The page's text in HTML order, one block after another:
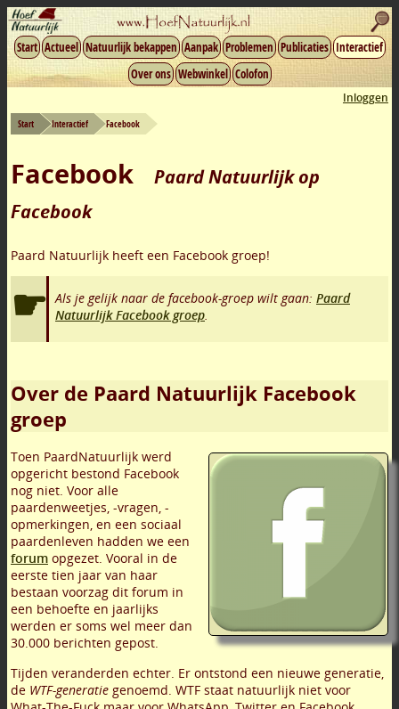
Start Actueel Natuurlijk bekappen Aanpak Problemen Publicaties Interactief
Over ons Webwinkel Colofon
Inloggen
Start Interactief Facebook
Facebook
Paard Natuurlijk op
Facebook
Paard Natuurlijk heeft een Facebook groep!
Als je gelijk naar de facebook-groep wilt gaan: Paard
Natuurlijk Facebook groep
Over de Paard Natuurlijk Facebook
groep
Toen PaardNatuurlijk werd
opgericht bestond Facebook
nog niet. Voor alle
paardenweetjes, -vragen, -
opmerkingen, en een sociaal
paardenleven hadden we een
forum opgezet. Vooral in de
eerste tien jaar van haar
bestaan voorzag dit forum in
een behoefte en jaarlijks
werden er soms wel meer dan
30.000 berichten gepost.
Tijden veranderden echter. Er ontstond een nieuwe generatie,
de WTF-generatie genoemd. WTF staat natuurlijk niet voor